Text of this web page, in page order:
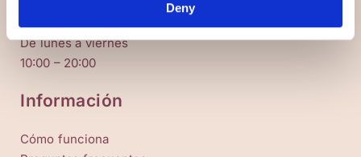
Deny
De lunes a viernes
10:00 – 20:00
Información
Cómo funciona